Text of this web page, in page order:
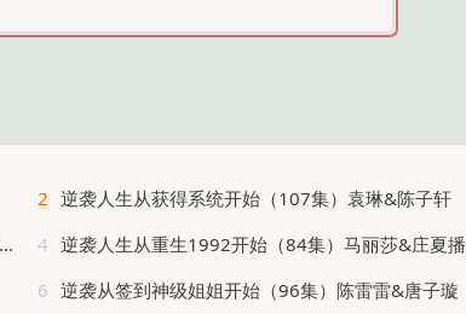
2 逆袭人生从获得系统开始（107集）袁琳&陈子轩
4 逆袭人生从重生1992开始（84集）马丽莎&庄夏播
6 逆袭从签到神级姐姐开始（96集）陈雷雷&唐子璇